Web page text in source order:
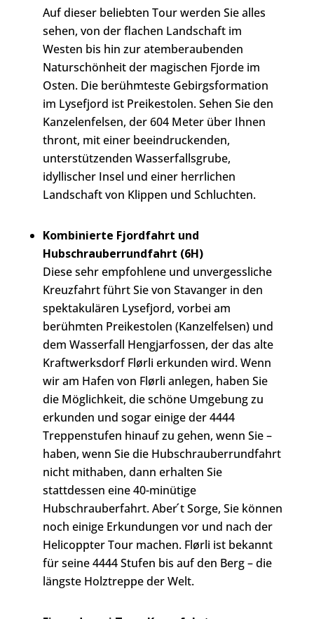
Auf dieser beliebten Tour werden Sie alles
sehen, von der flachen Landschaft im
Westen bis hin zur atemberaubenden
Naturschönheit der magischen Fjorde im
Osten. Die berühmteste Gebirgsformation
im Lysefjord ist Preikestolen. Sehen Sie den
Kanzelenfelsen, der 604 Meter über Ihnen
thront, mit einer beeindruckenden,
unterstützenden Wasserfallsgrube,
idyllischer Insel und einer herrlichen
Landschaft von Klippen und Schluchten.
Kombinierte Fjordfahrt und
Hubschrauberrundfahrt (6H)
Diese sehr empfohlene und unvergessliche
Kreuzfahrt führt Sie von Stavanger in den
spektakulären Lysefjord, vorbei am
berühmten Preikestolen (Kanzelfelsen) und
dem Wasserfall Hengjarfossen, der das alte
Kraftwerksdorf Flørli erkunden wird. Wenn
wir am Hafen von Flørli anlegen, haben Sie
die Möglichkeit, die schöne Umgebung zu
erkunden und sogar einige der 4444
Treppenstufen hinauf zu gehen, wenn Sie –
haben, wenn Sie die Hubschrauberrundfahrt
nicht mithaben, dann erhalten Sie
stattdessen eine 40-minütige
Hubschrauberfahrt. Aber ́t Sorge, Sie können
noch einige Erkundungen vor und nach der
Helicoppter Tour machen. Flørli ist bekannt
für seine 4444 Stufen bis auf den Berg – die
längste Holztreppe der Welt.